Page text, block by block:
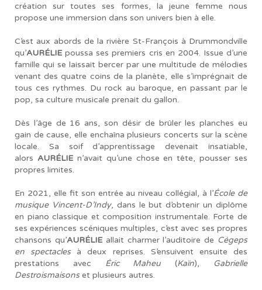
création sur toutes ses formes, la jeune femme nous
propose une immersion dans son univers bien à elle.
C’est aux abords de la rivière St-François à Drummondville
qu’AURÉLIE poussa ses premiers cris en 2004. Issue d’une
famille qui se laissait bercer par une multitude de mélodies
venant des quatre coins de la planète, elle s’imprégnait de
tous ces rythmes. Du rock au baroque, en passant par le
pop, sa culture musicale prenait du gallon.
Dès l’âge de 16 ans, son désir de brûler les planches eu
gain de cause, elle enchaîna plusieurs concerts sur la scène
locale. Sa soif d’apprentissage devenait insatiable,
alors AURÉLIEn’avait qu’une chose en tête, pousser ses
propres limites.
En 2021, elle fit son entrée au niveau collégial, à l’École de
musique Vincent-D’Indy, dans le but d’obtenir un diplôme
en piano classique et composition instrumentale. Forte de
ses expériences scéniques multiples, c’est avec ses propres
chansons qu’AURÉLIEallait charmer l’auditoire de Cégeps
en spectaclesà deux reprises. S’ensuivent ensuite des
prestations avec Éric Maheu (Kaïn), Gabrielle
Destroismaisonset plusieurs autres.